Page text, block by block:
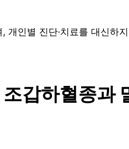
개인별 진단·치료를 대신하
갑하혈종과